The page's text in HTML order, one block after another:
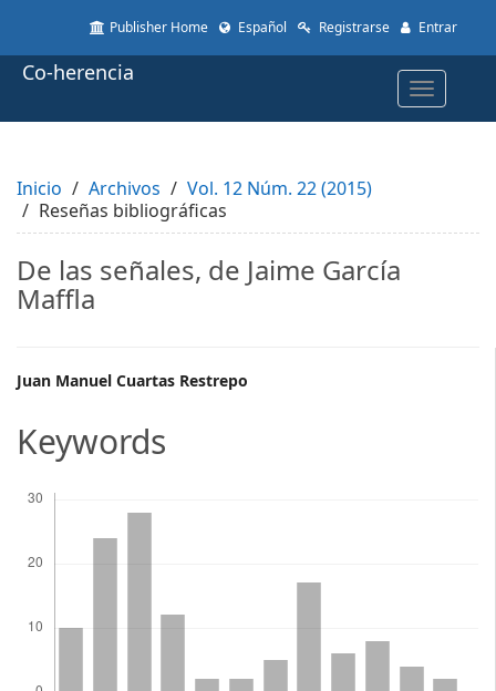
to
page
Main
Content
Sidebar
Publisher Home Español Registrarse Entrar
Toggle
Co-herencia
Inicio Archivos
Vol. 12 Núm. 22 (2015)
Reseñas bibliográficas
De las señales, de Jaime García
Maffla
Main
Article
Content
Juan Manuel Cuartas Restrepo
Keywords